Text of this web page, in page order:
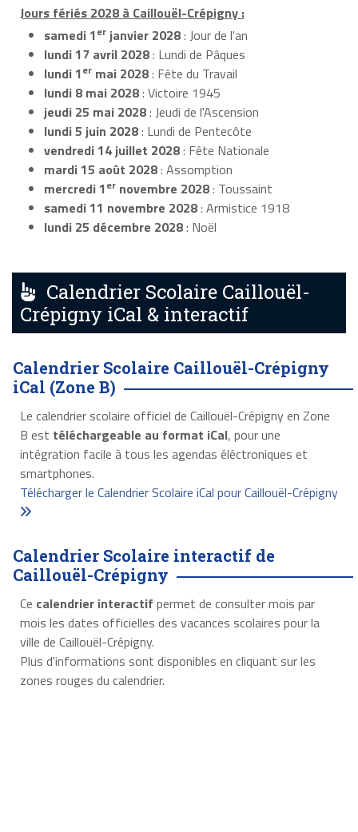
Jours fériés 2028 à Caillouël-Crépigny :
samedi 1er janvier 2028: Jour de l'an
lundi 17 avril 2028: Lundi de Pâques
lundi 1er mai 2028: Fête du Travail
lundi 8 mai 2028: Victoire 1945
jeudi 25 mai 2028: Jeudi de l'Ascension
lundi 5 juin 2028: Lundi de Pentecôte
vendredi 14 juillet 2028: Fête Nationale
mardi 15 août 2028: Assomption
mercredi 1er novembre 2028: Toussaint
samedi 11 novembre 2028: Armistice 1918
lundi 25 décembre 2028: Noël
Calendrier Scolaire Caillouël-
Crépigny iCal & interactif
Calendrier Scolaire Caillouël-Crépigny
iCal (Zone B)
Le calendrier scolaire officiel de Caillouël-Crépigny en Zone
B est téléchargeable au format iCal, pour une
intégration facile à tous les agendas éléctroniques et
smartphones.
Télécharger le Calendrier Scolaire iCal pour Caillouël-Crépigny
Calendrier Scolaire interactif de
Caillouël-Crépigny
Ce calendrier interactif permet de consulter mois par
mois les dates officielles des vacances scolaires pour la
ville de Caillouël-Crépigny.
Plus d'informations sont disponibles en cliquant sur les
zones rouges du calendrier.